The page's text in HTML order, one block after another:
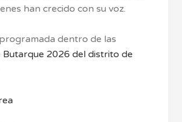
han crecido con su voz.
dentro de las
Butarque 2026 del distrito de